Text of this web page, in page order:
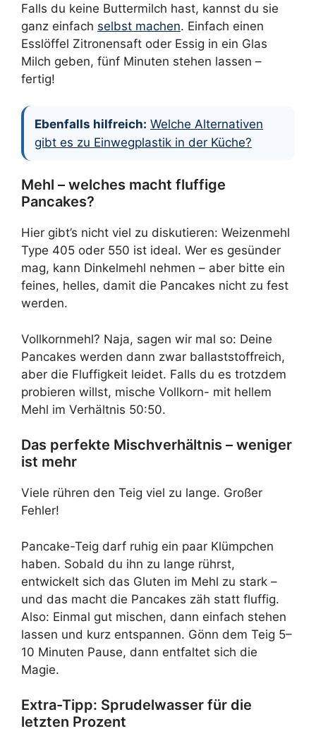
Falls du keine Buttermilch hast, kannst du sie
ganz einfach selbst machen. Einfach einen
Esslöffel Zitronensaft oder Essig in ein Glas
Milch geben, fünf Minuten stehen lassen –
fertig!
Ebenfalls hilfreich: Welche Alternativen
gibt es zu Einwegplastik in der Küche?
Mehl – welches macht fluffige
Pancakes?
Hier gibt’s nicht viel zu diskutieren: Weizenmehl
Type 405 oder 550 ist ideal. Wer es gesünder
mag, kann Dinkelmehl nehmen – aber bitte ein
feines, helles, damit die Pancakes nicht zu fest
werden.
Vollkornmehl? Naja, sagen wir mal so: Deine
Pancakes werden dann zwar ballaststoffreich,
aber die Fluffigkeit leidet. Falls du es trotzdem
probieren willst, mische Vollkorn- mit hellem
Mehl im Verhältnis 50:50.
Das perfekte Mischverhältnis – weniger
ist mehr
Viele rühren den Teig viel zu lange. Großer
Fehler!
Pancake-Teig darf ruhig ein paar Klümpchen
haben. Sobald du ihn zu lange rührst,
entwickelt sich das Gluten im Mehl zu stark –
und das macht die Pancakes zäh statt fluffig.
Also: Einmal gut mischen, dann einfach stehen
lassen und kurz entspannen. Gönn dem Teig 5–
10 Minuten Pause, dann entfaltet sich die
Magie.
Extra-Tipp: Sprudelwasser für die
letzten Prozent